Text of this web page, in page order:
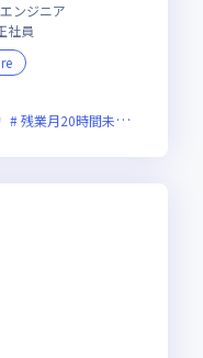
ンジニア
社員
残業月20時間未満